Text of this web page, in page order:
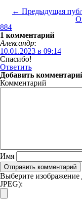
← Предыдущая
884
1 комментарий
Александр:
10.01.2023 в 09:14
Спасибо!
Ответить
Добавить
Комментарий
Имя
Выберите изображение
JPEG):